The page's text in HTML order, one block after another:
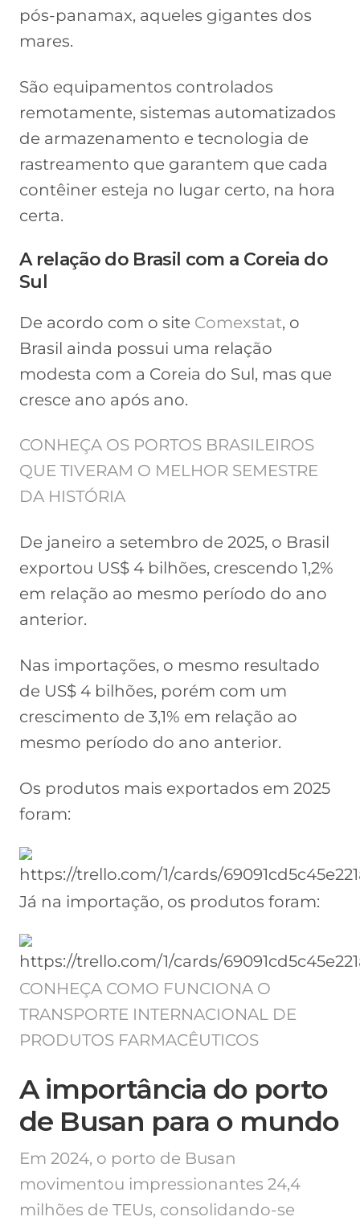
pós-panamax, aqueles gigantes dos
mares.
São equipamentos controlados
remotamente, sistemas automatizados
de armazenamento e tecnologia de
rastreamento que garantem que cada
contêiner esteja no lugar certo, na hora
certa.
A relação do Brasil com a Coreia do
Sul
De acordo com o site Comexstat, o
Brasil ainda possui uma relação
modesta com a Coreia do Sul, mas que
cresce ano após ano.
CONHEÇA OS PORTOS BRASILEIROS
QUE TIVERAM O MELHOR SEMESTRE
DA HISTÓRIA
De janeiro a setembro de 2025, o Brasil
exportou US$ 4 bilhões, crescendo 1,2%
em relação ao mesmo período do ano
anterior.
Nas importações, o mesmo resultado
de US$ 4 bilhões, porém com um
crescimento de 3,1% em relação ao
mesmo período do ano anterior.
Os produtos mais exportados em 2025
foram:
Já na importação, os produtos foram:
CONHEÇA COMO FUNCIONA O
TRANSPORTE INTERNACIONAL DE
PRODUTOS FARMACÊUTICOS
A importância do porto
de Busan para o mundo
Em 2024, o porto de Busan
movimentou impressionantes 24,4
milhões de TEUs, consolidando-se